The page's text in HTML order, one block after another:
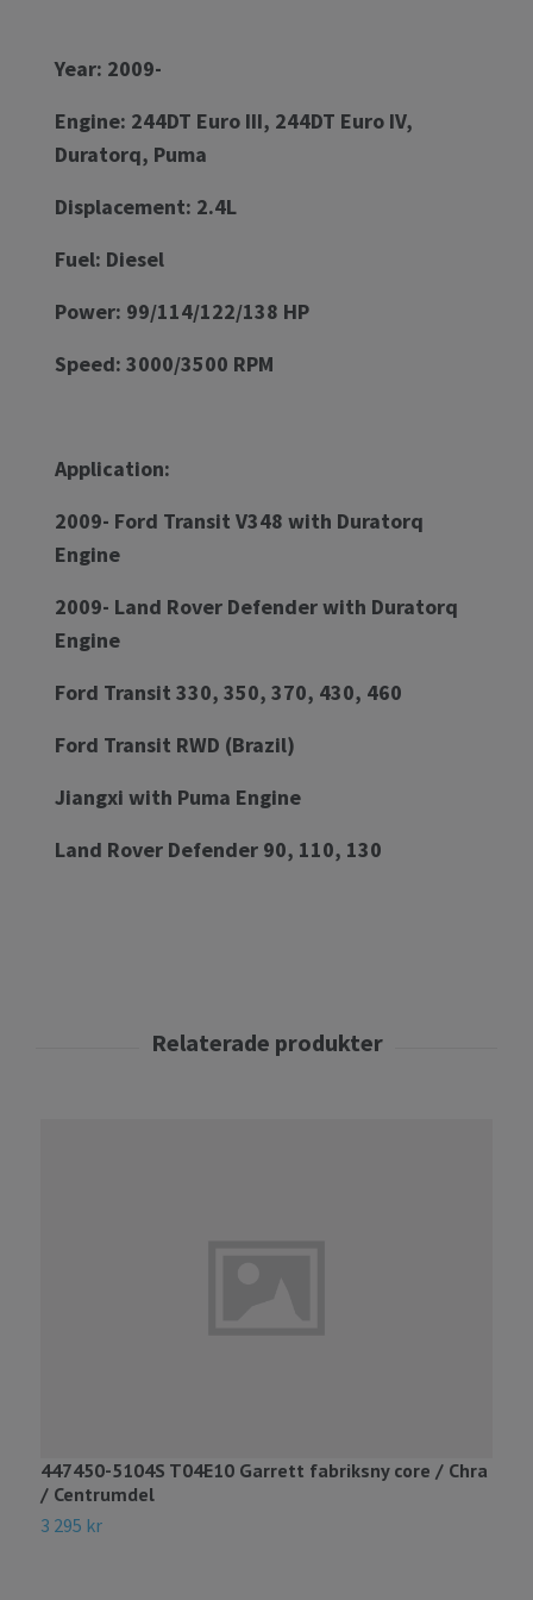
Year: 2009-
Engine: 244DT Euro III, 244DT Euro IV,
Duratorq, Puma
Displacement: 2.4L
Fuel: Diesel
Power: 99/114/122/138 HP
Speed: 3000/3500 RPM
Application:
2009- Ford Transit V348 with Duratorq
Engine
2009- Land Rover Defender with Duratorq
Engine
Ford Transit 330, 350, 370, 430, 460
Ford Transit RWD (Brazil)
Jiangxi with Puma Engine
Land Rover Defender 90, 110, 130
447450-5104S T04E10 Garrett fabriksny core / Chra
/ Centrumdel
3 295 kr